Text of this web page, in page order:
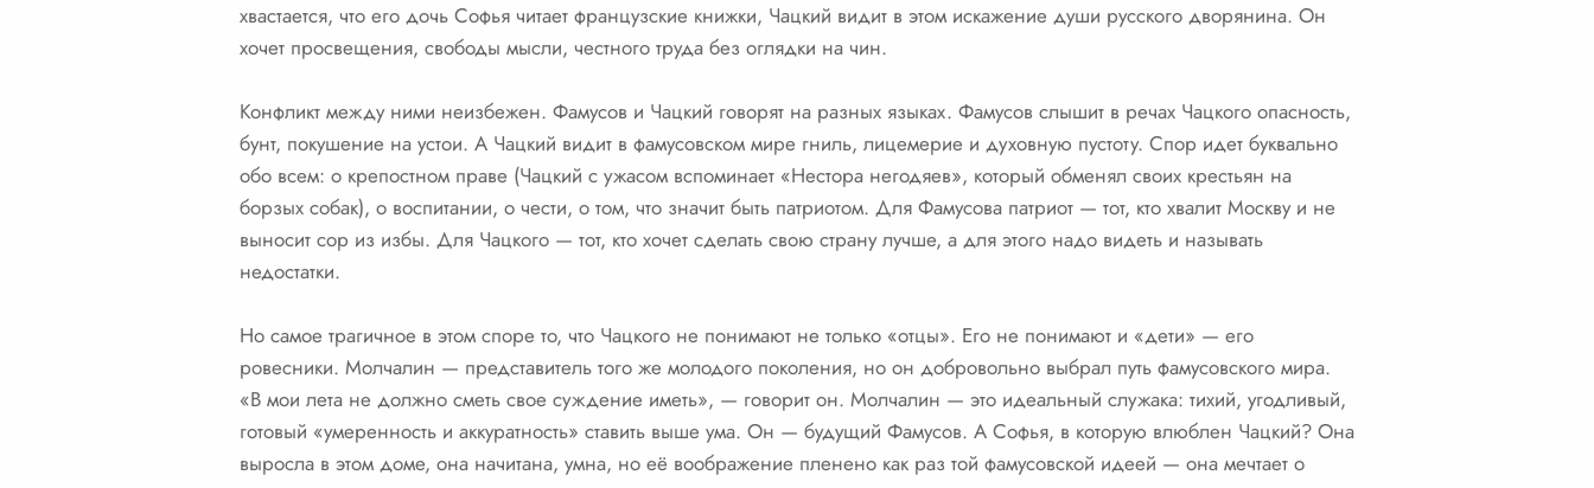
хвастается, что его дочь Софья читает французские книжки, Чацкий видит в этом искажение души русского дворянина. Он
хочет просвещения, свободы мысли, честного труда без оглядки на чин.
Конфликт между ними неизбежен. Фамусов и Чацкий говорят на разных языках. Фамусов слышит в речах Чацкого опасность,
бунт, покушение на устои. А Чацкий видит в фамусовском мире гниль, лицемерие и духовную пустоту. Спор идет буквально
обо всем: о крепостном праве (Чацкий с ужасом вспоминает «Нестора негодяев», который обменял своих крестьян на
борзых собак), о воспитании, о чести, о том, что значит быть патриотом. Для Фамусова патриот — тот, кто хвалит Москву и не
выносит сор из избы. Для Чацкого — тот, кто хочет сделать свою страну лучше, а для этого надо видеть и называть
недостатки.
Но самое трагичное в этом споре то, что Чацкого не понимают не только «отцы». Его не понимают и «дети» — его
ровесники. Молчалин — представитель того же молодого поколения, но он добровольно выбрал путь фамусовского мира.
«В мои лета не должно сметь свое суждение иметь», — говорит он. Молчалин — это идеальный служака: тихий, угодливый,
готовый «умеренность и аккуратность» ставить выше ума. Он — будущий Фамусов. А Софья, в которую влюблен Чацкий? Она
выросла в этом доме, она начитана, умна, но её воображение пленено как раз той фамусовской идеей — она мечтает о